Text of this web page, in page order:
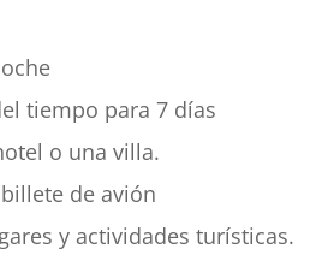
tiempo para 7 días
o una villa.
de avión
y actividades turísticas.